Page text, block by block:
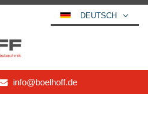
info@boelhoff.de
DEUTSCH
POLSKI